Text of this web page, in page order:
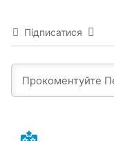
Підписатися